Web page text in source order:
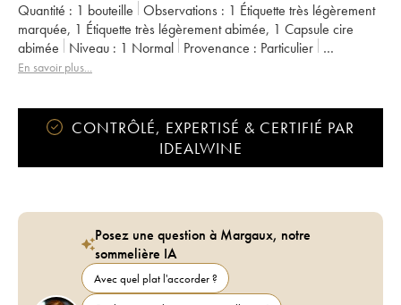
Quantité : 1 bouteille Observations : 1 Étiquette très légèrement
marquée, 1 Étiquette très légèrement abimée, 1 Capsule cire
abimée
Niveau : 1 Normal Provenance : particulier
TVA récupérable :
Propriétaire : Jérôme Bretaudeau - Domaine de Bellevue
En savoir plus...
CONTRÔLÉ, EXPERTISÉ & CERTIFIÉ PAR
IDEALWINE
Posez une question à Margaux, notre
sommelière IA
Avec quel plat l'accorder ?